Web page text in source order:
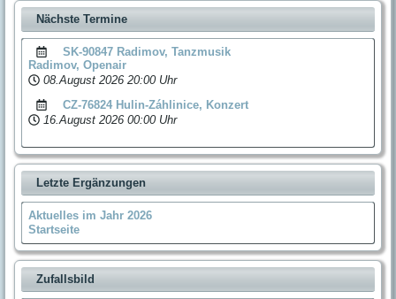
Nächste Termine
SK-90847 Radimov, Tanzmusik
Radimov, Openair
08.August 2026 20:00 Uhr
CZ-76824 Hulin-Záhlinice, Konzert
16.August 2026 00:00 Uhr
Letzte Ergänzungen
Aktuelles im Jahr 2026
Startseite
Zufallsbild